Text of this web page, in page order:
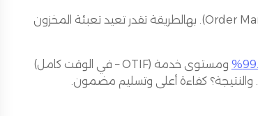
الحل؟ نظام جرد لحظي متكامل مع نظام إدارة الطلبات (Order Management System – OMS). بهالطريقة تقدر تعيد تعبئة المخزون
ومستوى خدمة (OTIF – في الوقت كامل)
. والنتيجة؟ كفاءة أعلى وتسليم مضمون.